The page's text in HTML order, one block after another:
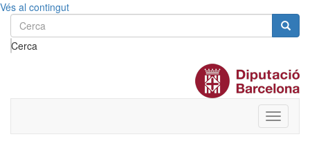
Vés al contingut
Cerca
Toggle
menu